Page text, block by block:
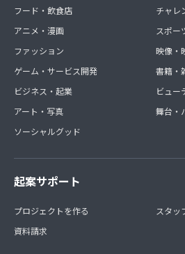
フード・飲食店
アニメ・漫画
ファッション
ゲーム・サービス開発
ビジネス・起業
アート・写真
ソーシャルグッド
チャレ
スポー
映像・
書籍・
ビュー
舞台・
起案サポート
プロジェクトを作る
資料請求
スタッ